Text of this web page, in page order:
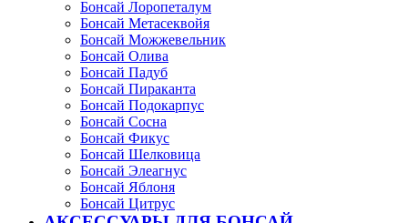
Бонсай Лоропеталум
Бонсай Метасеквойя
Бонсай Можжевельник
Бонсай Олива
Бонсай Падуб
Бонсай Пираканта
Бонсай Подокарпус
Бонсай Сосна
Бонсай Фикус
Бонсай Шелковица
Бонсай Элеагнус
Бонсай Яблоня
Бонсай Цитрус